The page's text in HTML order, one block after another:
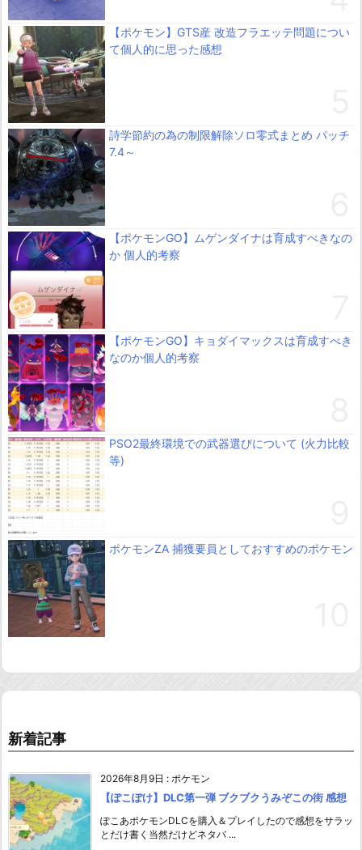
【ポケモン】GTS産 改造フラエッテ問題につい
て個人的に思った感想
詩学節約の為の制限解除ソロ零式まとめ パッチ
7.4～
【ポケモンGO】ムゲンダイナは育成すべきなの
か 個人的考察
【ポケモンGO】キョダイマックスは育成すべき
なのか個人的考察
PSO2最終環境での武器選びについて (火力比較
等)
ポケモンZA 捕獲要員としておすすめのポケモン
新着記事
2026年8月9日 : ポケモン
【ぽこぽけ】DLC第一弾 ブクブクうみぞこの街 感想
ぽこあポケモンDLCを購入＆プレイしたので感想をサラッ
とだけ書く当然だけどネタバ ...